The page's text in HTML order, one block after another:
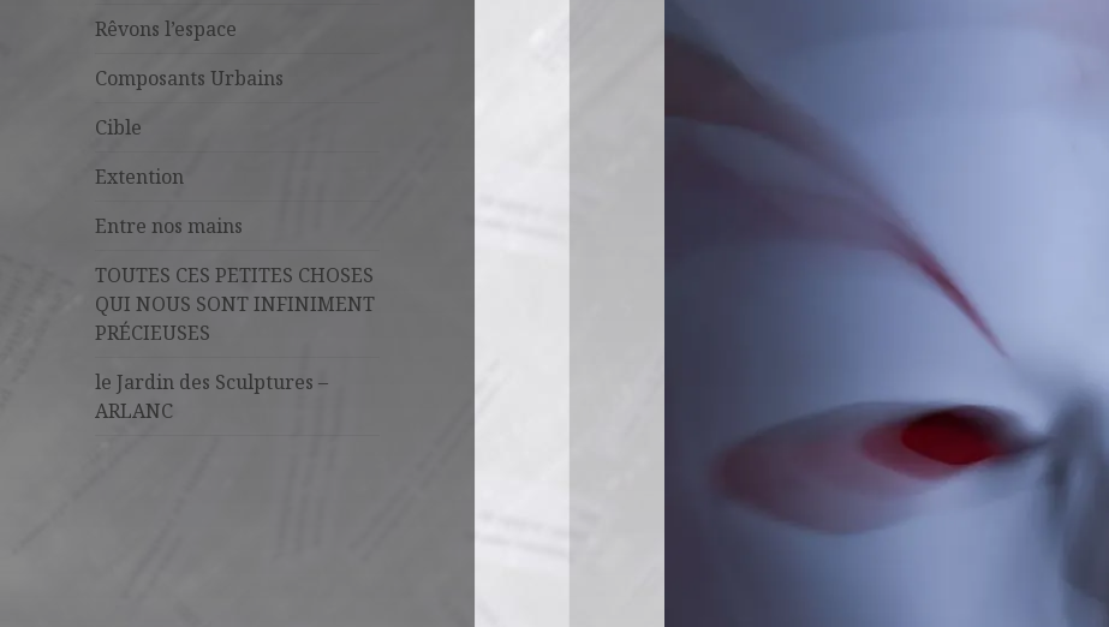
Rêvons l’espace
Composants Urbains
Cible
Extention
Entre nos mains
TOUTES CES PETITES CHOSES
QUI NOUS SONT INFINIMENT
PRÉCIEUSES
le Jardin des Sculptures –
ARLANC